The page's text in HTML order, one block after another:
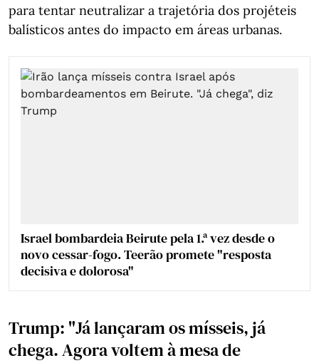
para tentar neutralizar a trajetória dos projéteis
balísticos antes do impacto em áreas urbanas.
Israel bombardeia Beirute pela 1.ª vez desde o
novo cessar-fogo. Teerão promete "resposta
decisiva e dolorosa"
Trump: "Já lançaram os mísseis, já
chega. Agora voltem à mesa de